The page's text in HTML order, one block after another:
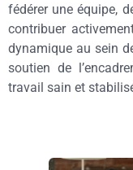
fédérer une équipe,
contribuer
dynamique au sein
soutien de
travail sain et